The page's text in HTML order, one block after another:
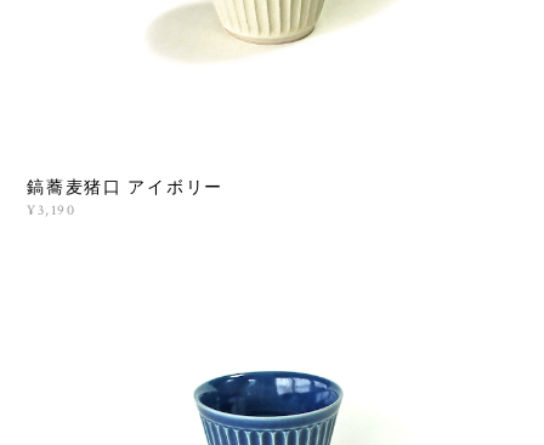
鎬蕎麦猪口 アイボリー
¥3,190